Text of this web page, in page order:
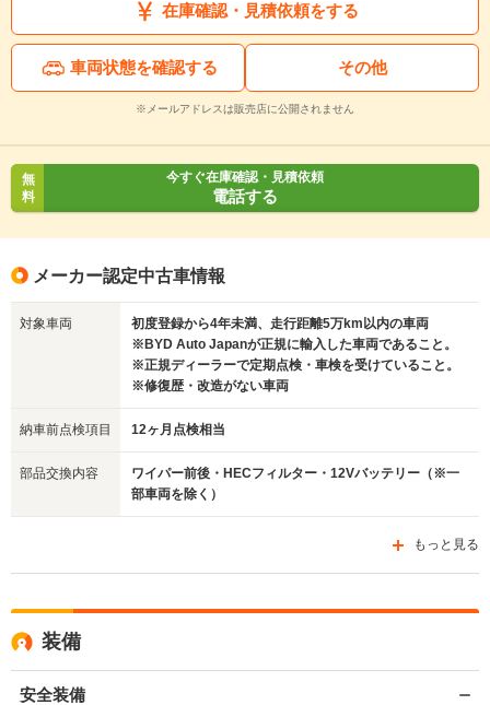
在庫確認・見積依頼をする
車両状態を確認する その他
※メールアドレスは販売店に公開されません
無
料
今すぐ在庫確認・見積依頼
電話する
メーカー認定中古車情報
対象車両
初度登録から4年未満、走行距離5万km以内の車両
※BYD Auto Japanが正規に輸入した車両であること。
※正規ディーラーで定期点検・車検を受けていること。
※修復歴・改造がない車両
納車前点検項目 12ヶ月点検相当
部品交換内容
ワイパー前後・HECフィルター・12Vバッテリー（※一
部車両を除く）
もっと見る
装備
安全装備